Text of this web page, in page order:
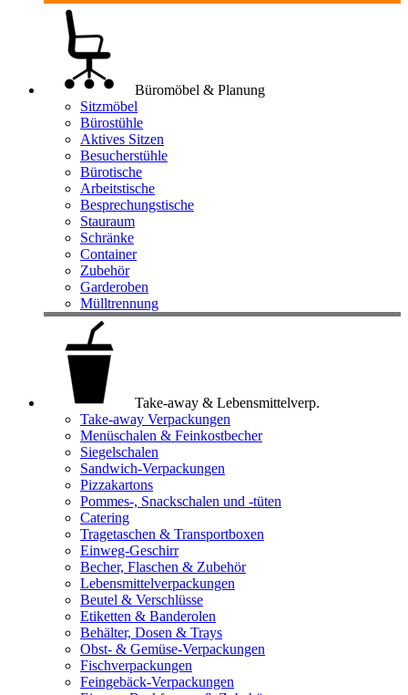
Büromöbel & Planung
Sitzmöbel
Bürostühle
Aktives Sitzen
Besucherstühle
Bürotische
Arbeitstische
Besprechungstische
Stauraum
Schränke
Container
Zubehör
Garderoben
Mülltrennung
Take-away & Lebensmittelverp.
Take-away Verpackungen
Menüschalen & Feinkostbecher
Siegelschalen
Sandwich-Verpackungen
Pizzakartons
Pommes-, Snackschalen und -tüten
Catering
Tragetaschen & Transportboxen
Einweg-Geschirr
Becher, Flaschen & Zubehör
Lebensmittelverpackungen
Beutel & Verschlüsse
Etiketten & Banderolen
Behälter, Dosen & Trays
Obst- & Gemüse-Verpackungen
Fischverpackungen
Feingebäck-Verpackungen